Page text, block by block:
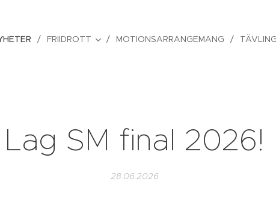
FRIIDROTT MOTIONSARRANGEMANG
Lag SM final 2026!
28.06.2026